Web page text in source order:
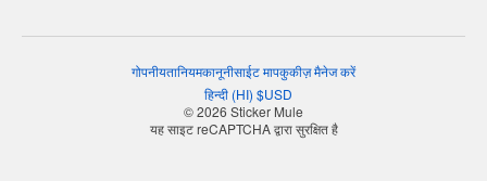
गोपनीयतानियमकानूनीसाईट मापकुकीज़ मैनेज करें
हिन्दी(HI) $USD
© 2026 Sticker Mule
यह साइट reCAPTCHA द्वारा सुरक्षित है